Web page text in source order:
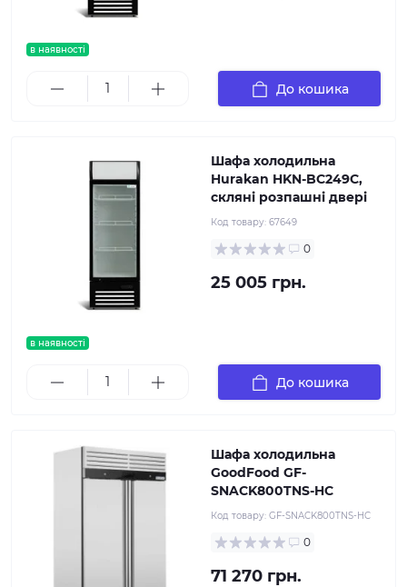
в наявності
До кошика
в наявності
Шафа холодильна
Hurakan HKN-BC249C,
скляні розпашні двері
Код товару: 67649
0
25 005 грн.
До кошика
Шафа холодильна
GoodFood GF-
SNACK800TNS-HC
Код товару: GF-SNACK800TNS-HC
0
71 270 грн.